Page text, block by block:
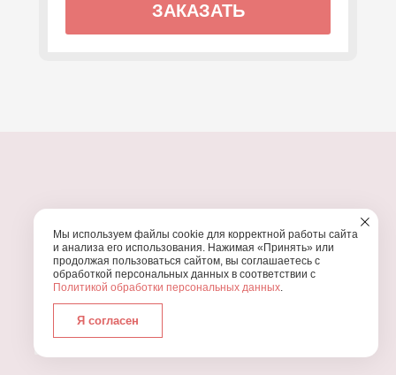
ЗАКАЗАТЬ
УЗНАЙТЕ, ПОЧЕМУ ПРОВЕДЕНИЕВАШЕГО
ПРАЗДНИКА СТОИТ ДОВЕРИТЬ НАМ
Работаем с 2016 года
Мы используем файлы cookie для корректной работы сайта
и анализа его использования. Нажимая «Принять» или
продолжая пользоваться сайтом, вы соглашаетесь с
обработкой персональных данных в соответствии с
Политикой обработки персональных данных.
Я согласен